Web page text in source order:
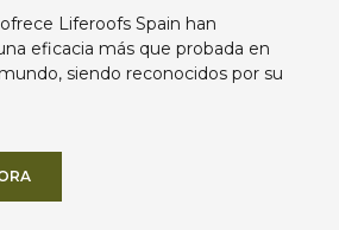
Liferoofs Spain han
eficacia más que probada en
siendo reconocidos por su